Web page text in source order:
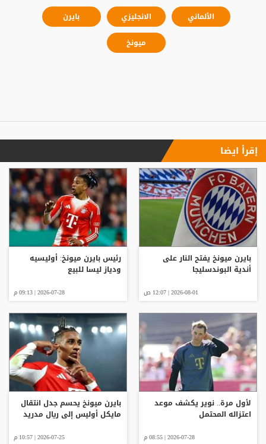
الألماني الانجليزي
بايرن
ميونخ
إقرأ ايضا
بايرن ميونخ يفتح النار على
أندية البوندسليجا
2026-08-01 | 12:07 ص
رئيس بايرن ميونخ: أوليسيه
ودياز ليسا للبيع
2026-07-28 | 09:13 م
لأول مرة.. نوير يكشف موعد
اعتزاله المحتمل
2026-07-28 | 08:55 م
بايرن ميونخ يحسم جدل انتقال
مايكل أوليس إلى ريال مدريد
2026-07-25 | 10:57 م